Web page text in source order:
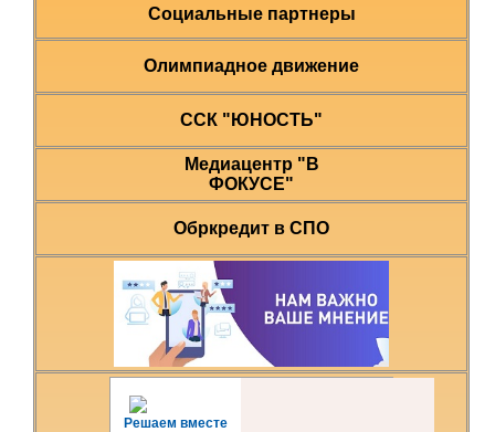
Социальные партнеры
Олимпиадное движение
ССК "ЮНОСТЬ"
Медиацентр "В
ФОКУСЕ"
Обркредит в СПО
Решаем вместе